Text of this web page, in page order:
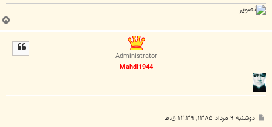
ب
ا
Administrator
Mahdi1944
پ دوشنبه ۹ مرداد ۱۳۸۵, ۱۲:۳۹ ق.ظ